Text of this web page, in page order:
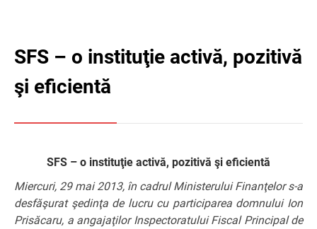
SFS – o instituţie activă, pozitivă
şi eficientă
SFS – o instituţie activă, pozitivă şi eficientă
Miercuri, 29 mai 2013, în cadrul Ministerului Finanţelor s-a
desfăşurat şedinţa de lucru cu participarea domnului Ion
Prisăcaru, a angajaţilor Inspectoratului Fiscal Principal de